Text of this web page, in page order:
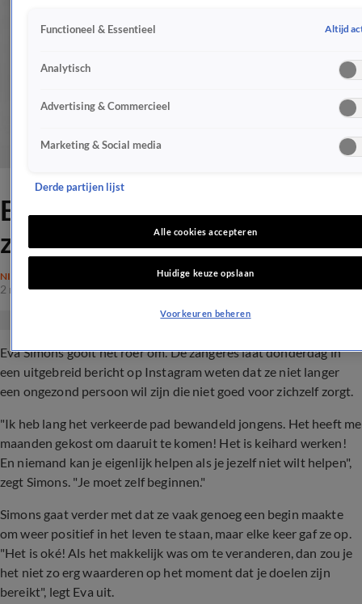
Eva Simons rekent af met
zware periode
NIEUWS
2 nov 2017, 18:36
Eva Simons gooit het roer om. De zangeres laat donderdag in
een uitgebreid bericht op Instagram weten dat ze niet langer
een ongezond persoon wil zijn die niet goed voor zichzelf zorgt.
"Ik heb lang het verkeerde pad bewandeld jongens. Het heeft me
maanden gekost om daaruit te komen! Het is keihard werken!
En niemand kan je eigenlijk helpen als je jezelf niet wilt helpen",
zegt Simons. "Je moet zelf beginnen."
Simons gaat verder met dat ze vaak genoeg een begin maakte
om weer positief in het leven te staan, maar elke keer gaf ze op.
"Het is oké! Als het makkelijk was om te veranderen, dan zou je
het niet zo erg waarderen op het moment dat je doelen zijn
bereikt", legt Eva uit.
Functioneel & Essentieel Altijd
Analytisch
Advertising & Commercieel
Marketing & Social media
Derde partijen lijst
Alle cookies accepteren
Huidige keuze opslaan
Voorkeuren beheren